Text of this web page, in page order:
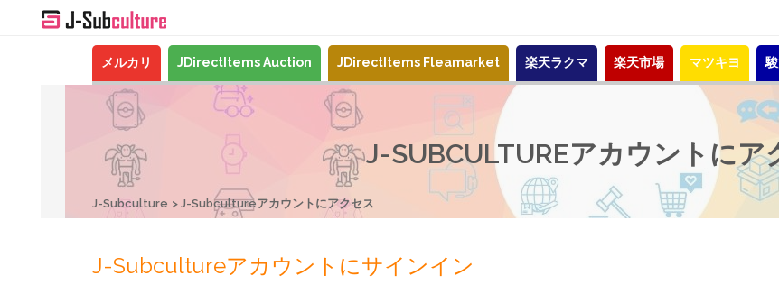
メルカリ JDirectItems Auction JDirectItems Fleamarket 楽天ラクマ 楽天市場 マツキヨ
J-SUBCULTUREアカウントにア
J-Subculture J-Subcultureアカウントにアクセス
J-Subcultureアカウントにサインイン